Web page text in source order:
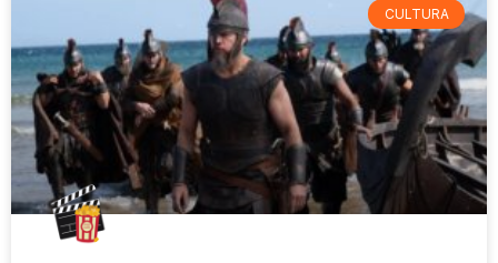
CULTURA